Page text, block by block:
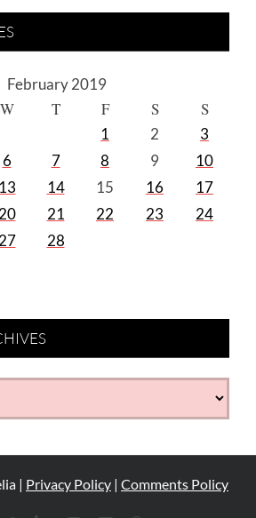
February 2019
W T F S S
1 2
3
6 7 8 9
10
13 14 15 16
17
20 21 22 23
24
27
28
| Privacy Policy | Comments Policy